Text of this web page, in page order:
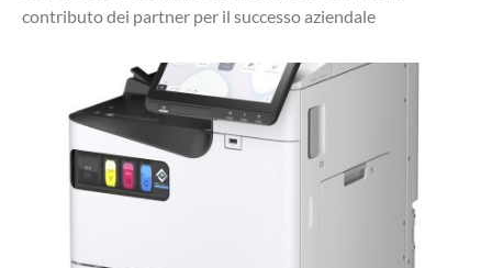
contributo dei partner per il successo aziendale